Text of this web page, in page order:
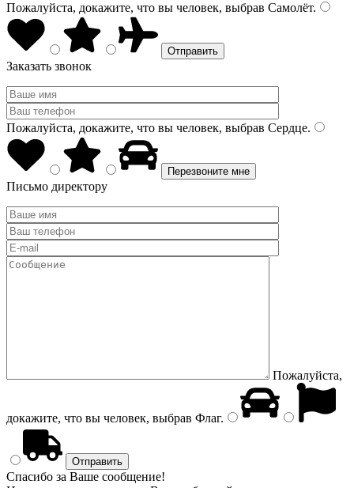
Пожалуйста, докажите, что вы человек, выбрав Самолёт.
Заказать звонок
Пожалуйста, докажите, что вы человек, выбрав Сердце.
Письмо директору
Пожалуйста,
докажите, что вы человек, выбрав Флаг.
Спасибо за Ваше сообщение!